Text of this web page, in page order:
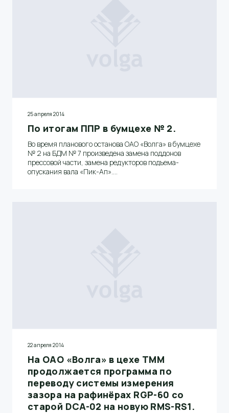
25 апреля 2014
По итогам ППР в бумцехе № 2.
Во время планового останова ОАО «Волга» в бумцехе
№ 2 на БДМ № 7 произведена замена поддонов
прессовой части, замена редукторов подъема-
опускания вала «Пик-Ап».
22 апреля 2014
На ОАО «Волга» в цехе ТММ
продолжается программа по
переводу системы измерения
зазора на рафинёрах RGP-60 со
старой DCA-02 на новую RMS-RS1.